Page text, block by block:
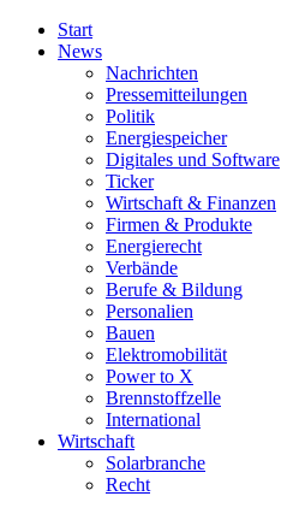
Start
News
Nachrichten
Pressemitteilungen
Politik
Energiespeicher
Digitales und Software
Ticker
Wirtschaft & Finanzen
Firmen & Produkte
Energierecht
Verbände
Berufe & Bildung
Personalien
Bauen
Elektromobilität
Power to X
Brennstoffzelle
International
Wirtschaft
Solarbranche
Recht